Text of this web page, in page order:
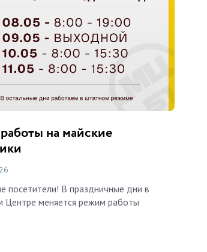
на майские
посетители! В праздничные дни в
меняется режим работы